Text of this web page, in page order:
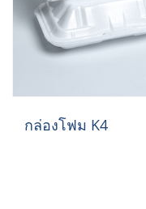
กล่องโฟม K4